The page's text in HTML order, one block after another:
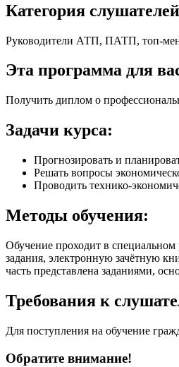
Категория
Руководители АТП, ПАТП, топ-
Эта программа для
Получить диплом о
Задачи курса:
Прогнозировать и
Решать вопросы
Проводить технико-
Методы обучения:
Обучение проходит в специальном
задания, электронную зачётную
часть представлена заданиями,
Требования к
Для поступления на обучение
Обратите внимание!